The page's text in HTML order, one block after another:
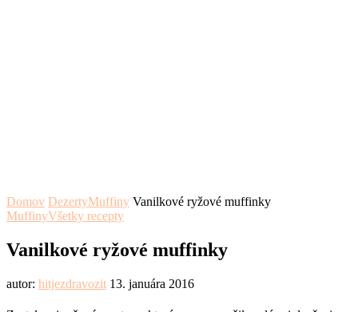
Domov DezertyMuffiny Vanilkové ryžové muffinky
MuffinyVšetky recepty
Vanilkové ryžové muffinky
autor: hitjezdravozit 13. januára 2016